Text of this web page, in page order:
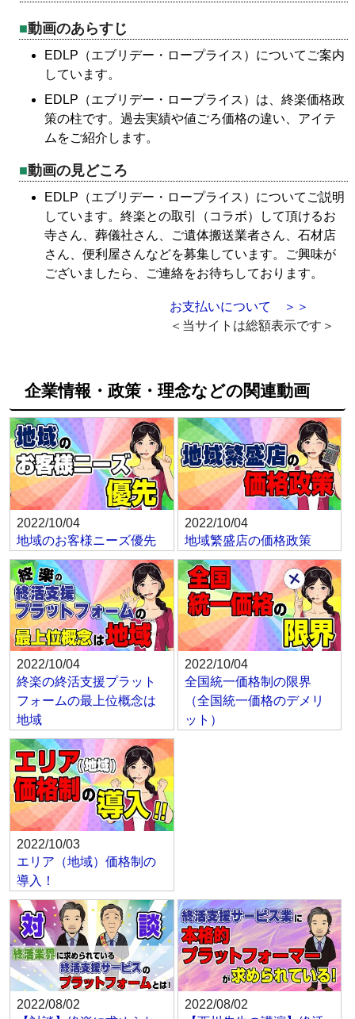
動画のあらすじ
EDLP（エブリデー・ロープライス）についてご案内
しています。
EDLP（エブリデー・ロープライス）は、終楽価格政
策の柱です。過去実績や値ごろ価格の違い、アイテ
ムをご紹介します。
動画の見どころ
EDLP（エブリデー・ロープライス）についてご説明
しています。終楽との取引（コラボ）して頂けるお
寺さん、葬儀社さん、ご遺体搬送業者さん、石材店
さん、便利屋さんなどを募集しています。ご興味が
ございましたら、ご連絡をお待ちしております。
お支払いについて ＞＞
＜当サイトは総額表示です＞
企業情報・政策・理念などの関連動画
2022/10/04
地域のお客様ニーズ優先
2022/10/04
地域繁盛店の価格政策
2022/10/04
終楽の終活支援プラット
フォームの最上位概念は
地域
2022/10/04
全国統一価格制の限界
（全国統一価格のデメリ
ット）
2022/10/03
エリア（地域）価格制の
導入！
2022/08/02
2022/08/02